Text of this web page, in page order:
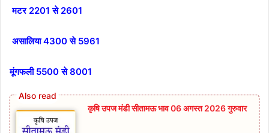
मटर 2201 से 2601
असालिया 4300 से 5961
मूंगफली 5500 से 8001
कृषि उपज मंडी सीतामऊ भाव 06 अगस्त 2026 गुरुवार